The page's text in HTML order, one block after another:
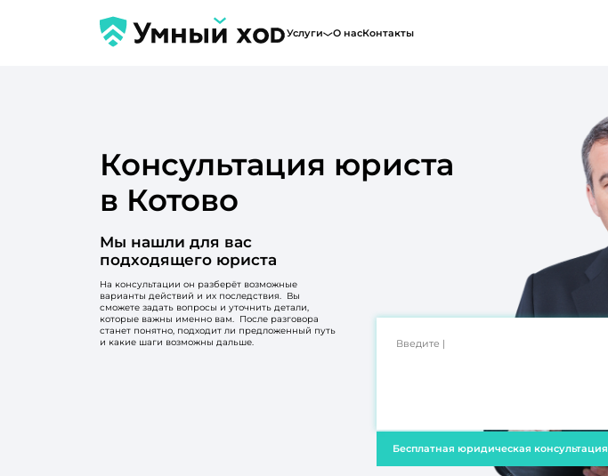
Услуги О насКонтакты
Консультация юриста
в Котово
Мы нашли для вас
подходящего юриста
На консультации он разберёт возможные
варианты действий и их последствия. Вы
сможете задать вопросы и уточнить детали,
которые важны именно вам. После разговора
станет понятно, подходит ли предложенный путь
и какие шаги возможны дальше.
Бесплатная юридическая консультация